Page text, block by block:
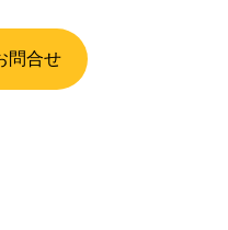
問合せ